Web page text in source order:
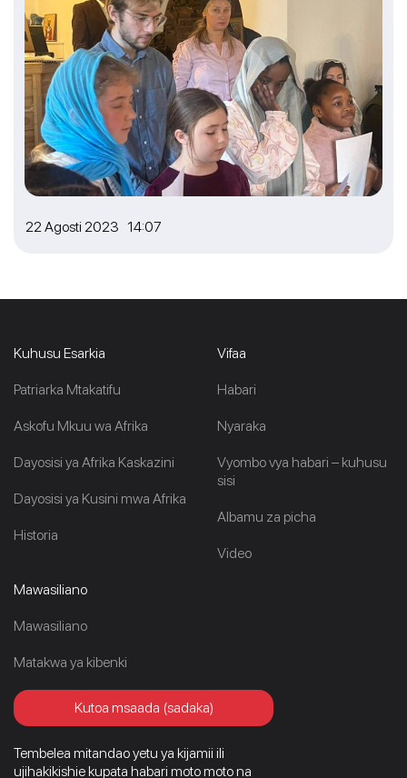
22 Agosti 2023 14:07
Kuhusu Esarkia
Patriarka Mtakatifu
Askofu Mkuu wa Afrika
Dayosisi ya Afrika Kaskazini
Dayosisi ya Kusini mwa Afrika
Historia
Vifaa
Habari
Nyaraka
Vyombo vya habari – kuhusu
sisi
Albamu za picha
Video
Mawasiliano
Mawasiliano
Matakwa ya kibenki
Kutoa msaada (sadaka)
Tembelea mitandao yetu ya kijamii ili
ujihakikishie kupata habari moto moto na